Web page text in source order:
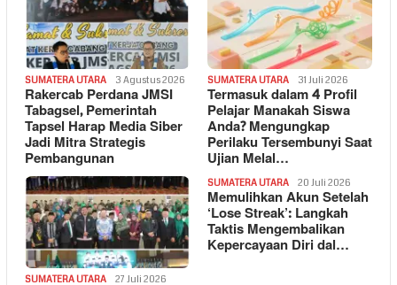
SUMATERA UTARA 3 Agustus 2026
Rakercab Perdana JMSI
Tabagsel, Pemerintah
Tapsel Harap Media Siber
Jadi Mitra Strategis
Pembangunan
SUMATERA UTARA 31 Juli 2026
Termasuk dalam 4 Profil
Pelajar Manakah Siswa
Anda? Mengungkap
Perilaku Tersembunyi Saat
Ujian Melal…
SUMATERA UTARA 27 Juli 2026
SUMATERA UTARA 20 Juli 2026
Memulihkan Akun Setelah
‘Lose Streak’: Langkah
Taktis Mengembalikan
Kepercayaan Diri dal…